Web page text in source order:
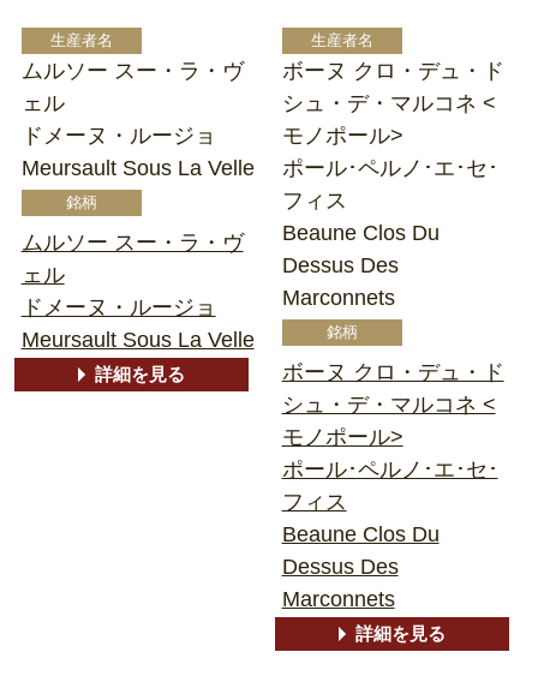
ムルソー スー・ラ・ヴ
ェル
ドメーヌ・ルージョ
Meursault Sous La Velle
ムルソー スー・ラ・ヴ
ェル
ドメーヌ・ルージョ
Meursault Sous La Velle
詳細を見る
ボーヌ クロ・デュ・ド
シュ・デ・マルコネ <
モノポール>
ポール･ペルノ･エ･セ･
フィス
Beaune Clos Du
Dessus Des
Marconnets
ボーヌ クロ・デュ・ド
シュ・デ・マルコネ <
モノポール>
ポール･ペルノ･エ･セ･
フィス
Beaune Clos Du
Dessus Des
Marconnets
詳細を見る